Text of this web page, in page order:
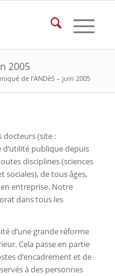
2005
de l’ANDèS – juin 2005
docteurs (site :
d’utilité publique depuis
disciplines (sciences
sociales), de tous âges,
entreprise. Notre
dans tous les
d’une grande réforme
Cela passe en partie
d’encadrement et de
à des personnes